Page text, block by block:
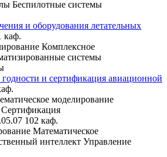
Беспилотные системы
и оборудования летательных
каф.
Комплексное
системы
и сертификация авиационной
моделирование
Сертификация
102 каф.
Математическое
интеллект Управление